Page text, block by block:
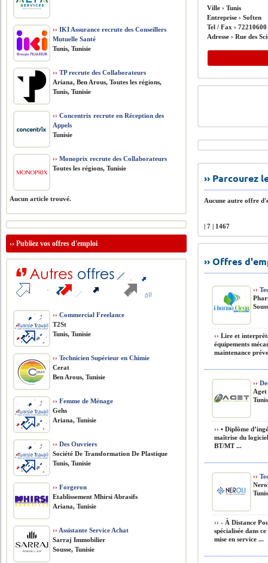
Ville ›Tunis
Entreprise ›Soften
Tel / Fax ›72210600
Adresse ›Rue des
››
Aucune autre offre
| 7 | 1467
›› Offres
››
›› Lire et
équipements
maintenance
››
Aget
›› • Diplôme
maîtrise du
BT/MT ...
››
›› - À Distance
spécialisée dans
mise en service ...
›› IKI Assurance recrute des Conseillers
Mutuelle Santé
Tunis, Tunisie
›› TP recrute des Collaborateurs
Ariana, Ben Arous, Toutes les régions,
Tunis, Tunisie
›› Concentrix recrute en Réception des
Appels
Tunisie
›› Monoprix recrute des Collaborateurs
Toutes les régions, Tunisie
Aucun article trouvé.
››Publiez vos offres d'emploi
›› Commercial Freelance
T2St
Tunis, Tunisie
›› Technicien Supérieur en Chimie
Cerat
Ben Arous, Tunisie
›› Femme de Ménage
Gehs
Ariana, Tunisie
›› Des Ouvriers
Société De Transformation De Plastique
Tunis, Tunisie
›› Forgeron
Etablissement Mhirsi Abrasifs
Ariana, Tunisie
›› Assistante Service Achat
Sarraj Immobilier
Sousse, Tunisie